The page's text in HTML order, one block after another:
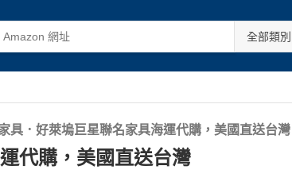
全部類別
具．好萊塢巨星聯名家具海運代購，美國直送台灣
代購，美國直送台灣